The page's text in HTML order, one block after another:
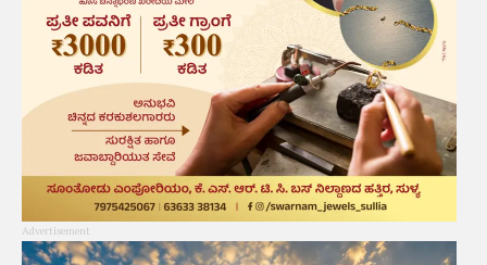
Advertisement